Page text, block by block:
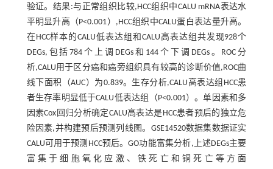
验证。结果:与正常组织比较,HCC组织中CALU mRNA表达水
平明显升高（P<0.001）,HCC组织中CALU蛋白表达量升高。
在HCC样本的CALU低表达组和CALU高表达组共发现928个
DEGs,包括784个上调DEGs和144个下调DEGs。ROC分
析,CALU用于区分癌和癌旁组织具有较高的诊断价值,ROC曲
线下面积（AUC）为0.839。生存分析,CALU高表达组HCC患
者生存率明显低于CALU低表达组（P<0.001）。单因素和多
因素Cox回归分析确定CALU高表达是HCC患者预后的独立危
险因素,并构建预后预测列线图。GSE14520数据集数据证实
CALU可用于预测HCC预后。GO功能富集分析,上述DEGs主要
富集于细胞氧化应激、铁死亡和铜死亡等方面